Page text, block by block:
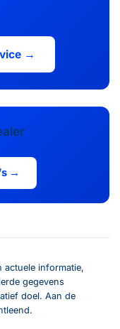
→
→
actuele informatie,
gegevens
doel. Aan de